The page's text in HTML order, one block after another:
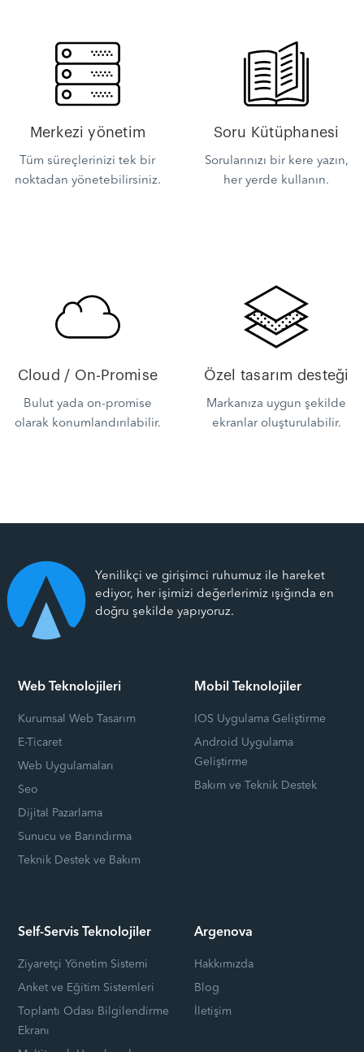
Merkezi yönetim
Tüm süreçlerinizi tek bir
noktadan yönetebilirsiniz.
Soru Kütüphanesi
Sorularınızı bir kere yazın,
her yerde kullanın.
Cloud / On-Promise
Bulut yada on-promise
olarak konumlandırılabilir.
Özel tasarım desteği
Markanıza uygun şekilde
ekranlar oluşturulabilir.
Yenilikçi ve girişimci ruhumuz ile hareket
ediyor, her işimizi değerlerimiz ışığında en
doğru şekilde yapıyoruz.
Web Teknolojileri
Kurumsal Web Tasarım
E-Ticaret
Web Uygulamaları
Seo
Dijital Pazarlama
Sunucu ve Barındırma
Teknik Destek ve Bakım
Mobil Teknolojiler
IOS Uygulama Geliştirme
Android Uygulama
Geliştirme
Bakım ve Teknik Destek
Self-Servis Teknolojiler
Ziyaretçi Yönetim Sistemi
Anket ve Eğitim Sistemleri
Toplantı Odası Bilgilendirme
Ekranı
Argenova
Hakkımızda
Blog
İletişim